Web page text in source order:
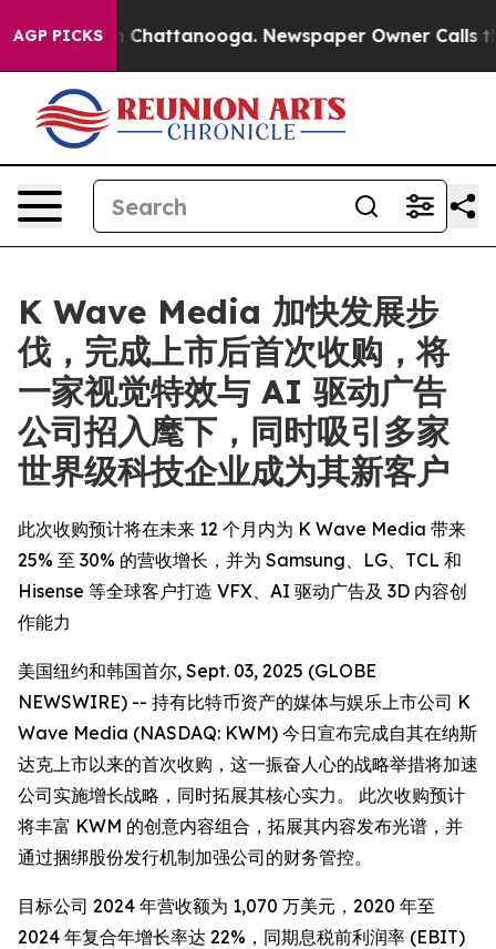
AGP PICKSin Chattanooga. Newspaper Owner Calls the
K Wave Media 加快发展步
伐，完成上市后首次收购，将
一家视觉特效与 AI 驱动广告
公司招入麾下，同时吸引多家
世界级科技企业成为其新客户
此次收购预计将在未来 12 个月内为 K Wave Media 带来
25% 至 30% 的营收增长，并为 Samsung、LG、TCL 和
Hisense 等全球客户打造 VFX、AI 驱动广告及 3D 内容创
作能力
美国纽约和韩国首尔, Sept. 03, 2025 (GLOBE
NEWSWIRE) -- 持有比特币资产的媒体与娱乐上市公司 K
Wave Media (NASDAQ: KWM) 今日宣布完成自其在纳斯
达克上市以来的首次收购，这一振奋人心的战略举措将加速
公司实施增长战略，同时拓展其核心实力。 此次收购预计
将丰富 KWM 的创意内容组合，拓展其内容发布光谱，并
通过捆绑股份发行机制加强公司的财务管控。
目标公司 2024 年营收额为 1,070 万美元，2020 年至
2024 年复合年增长率达 22%，同期息税前利润率 (EBIT)